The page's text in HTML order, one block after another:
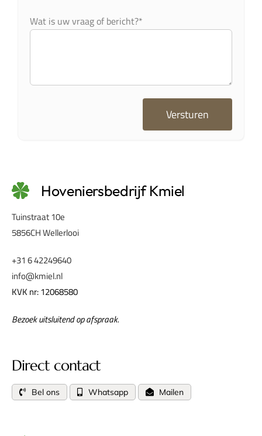
Wat is uw vraag of bericht?*
Versturen
Hoveniersbedrijf Kmiel
Tuinstraat 10e
5856CH Wellerlooi
+31 6 42249640
info@kmiel.nl
KVK nr: 12068580
Bezoek uitsluitend op afspraak.
Direct contact
Bel ons Whatsapp Mailen